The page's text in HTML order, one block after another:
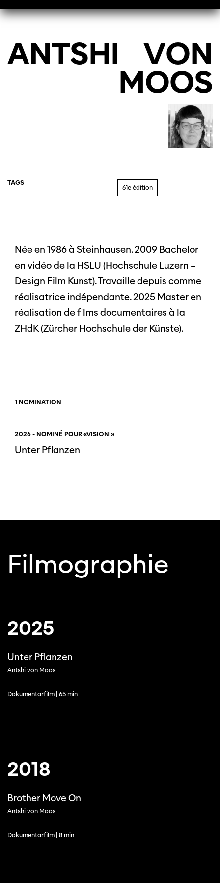
ANTSHI VON
MOOS
TAGS
61e édition
Née en 1986 à Steinhausen. 2009 Bachelor
en vidéo de la HSLU (Hochschule Luzern –
Design Film Kunst). Travaille depuis comme
réalisatrice indépendante. 2025 Master en
réalisation de films documentaires à la
ZHdK (Zürcher Hochschule der Künste).
1 NOMINATION
2026 - NOMINÉ POUR «VISIONI»
Unter Pflanzen
Filmographie
2025
Unter Pflanzen
Antshi von Moos
Dokumentarfilm | 65 min
2018
Brother Move On
Antshi von Moos
Dokumentarfilm | 8 min